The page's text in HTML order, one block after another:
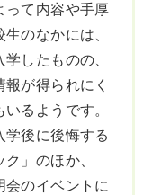
って内容や手厚
のなかには、
したものの、
が得られにく
るようです。
後に後悔する
」のほか、
会のイベントに